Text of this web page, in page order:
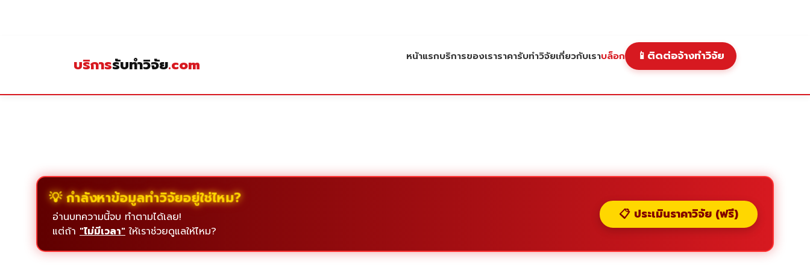
บริการรับทำวิจัย.com หน้าแรกบริการของเราราคารับทำวิจัยเกี่ยวกับเราบล็อก 📱 ติดต่อจ้างทำวิจัย
💡 กำลังหาข้อมูลทำวิจัยอยู่ใช่ไหม?
อ่านบทความนี้จบ ทำตามได้เลย!
แต่ถ้า "ไม่มีเวลา" ให้เราช่วยดูแลให้ไหม?
📋 ประเมินราคาวิจัย (ฟรี)